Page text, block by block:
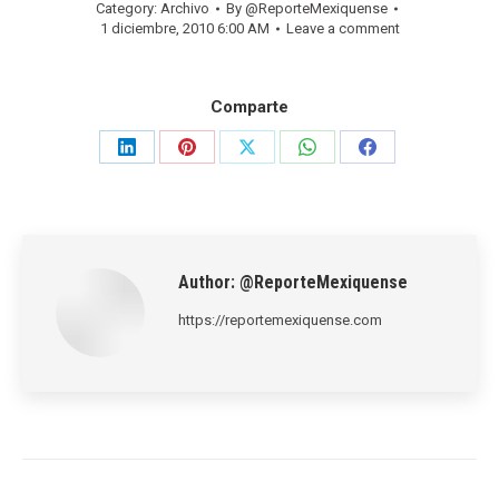
Category: Archivo By @ReporteMexiquense
1 diciembre, 2010 6:00 AM
Leave a comment
Comparte
Share
Share
Share
Share
Share
Author: @ReporteMexiquense
https://reportemexiquense.com